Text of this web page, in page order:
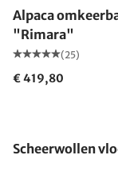
Alpaca
"Rimara"
(25)
€ 419,80
Scheerwollen